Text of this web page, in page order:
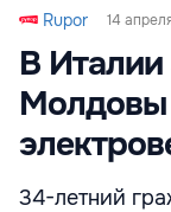
Rupor 14
В
Молдовы
34-летний